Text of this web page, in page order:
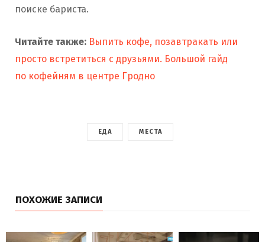
поиске бариста.
Читайте также: Выпить кофе, позавтракать или
просто встретиться с друзьями. Большой гайд
по кофейням в центре Гродно
ЕДА МЕСТА
ПОХОЖИЕ ЗАПИСИ